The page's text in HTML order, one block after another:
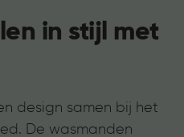
in stijl met
design samen bij het
De wasmanden